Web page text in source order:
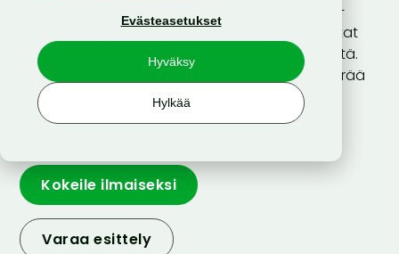
Evästeasetukset
Hyväksy
Hylkää
Tiedota, kysy palautetta ja hoida sopimukset –
varmasti ja reaaliaikaisesti. Quriirin avulla tavoitat
ihmiset nopeasti silloin, kun viestillä on merkitystä.
Ilmoita katkoksista, lähetä huoltotiedotteita, kerää
asiakaspalautetta tai vahvista sopimuksia –
tekstiviesti toimii.
Kokeile ilmaiseksi
Varaa esittely